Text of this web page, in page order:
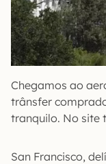
Chegamos ao
trânsfer
tranquilo. No site
San Francisco,